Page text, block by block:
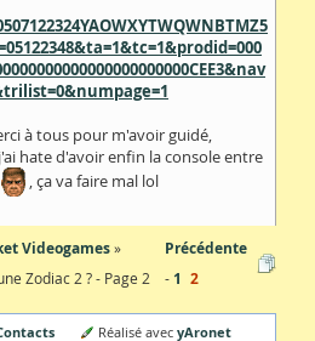
à tous pour m'avoir guidé,
hate d'avoir enfin la console entre
, ça va faire mal lol
Videogames
Zodiac 2 ? - Page 2
Précédente
1 2
Réalisé avecyAronet